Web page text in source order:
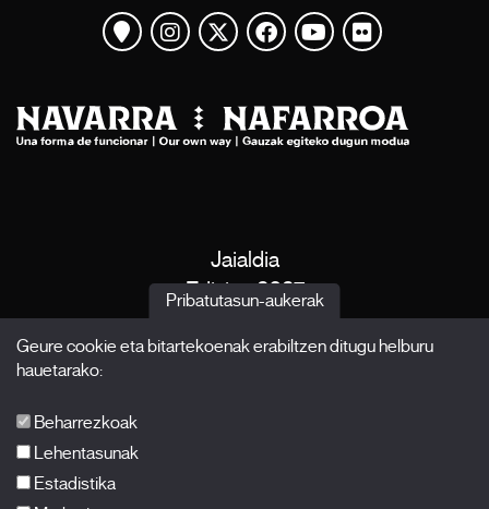
Mapa ikusi
Instagram
Twitter
Facebook
Youtube
Flickr
Jaialdia
Edizioa 2027
Akreditazioak
Pribatutasun-aukerak
Geure cookie eta bitartekoenak erabiltzen ditugu helburu
hauetarako:
Beharrezkoak
Lehentasunak
Estadistika